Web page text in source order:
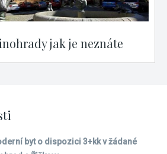
jak je neznáte
byt o dispozici 3+kk v žádané